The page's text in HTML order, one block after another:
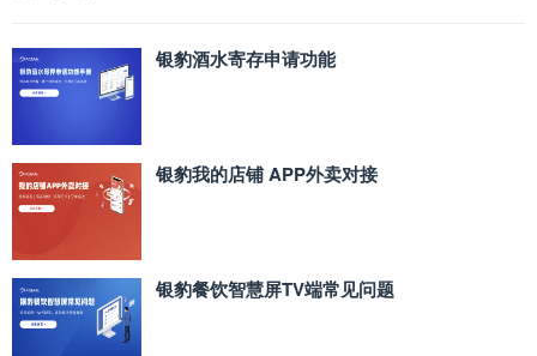
银豹酒水寄存申请功能
银豹我的店铺 APP外卖对接
银豹餐饮智慧屏TV端常见问题